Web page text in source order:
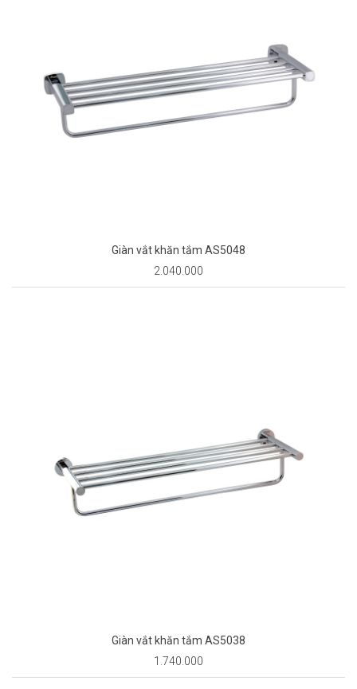
Giàn vắt khăn tắm AS5048
2.040.000
Giàn vắt khăn tắm AS5038
1.740.000